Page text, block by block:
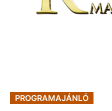
PROGRAMAJÁNLÓ